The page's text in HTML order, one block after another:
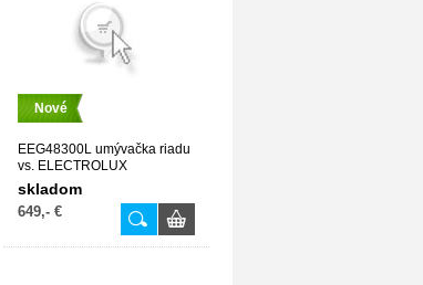
Nové
EEG48300L umývačka riadu
vs. ELECTROLUX
skladom
649,- €